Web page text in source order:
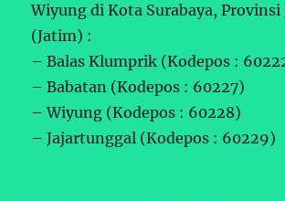
Wiyung di Kota Surabaya, Provinsi
(Jatim) :
– Balas Klumprik (Kodepos :
– Babatan (Kodepos : 60227)
– Wiyung (Kodepos : 60228)
– Jajartunggal (Kodepos : 60229)